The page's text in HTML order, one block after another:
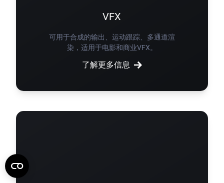
VFX
可用于合成的输出、运动跟踪、多通道渲
染，适用于电影和商业VFX。
了解更多信息